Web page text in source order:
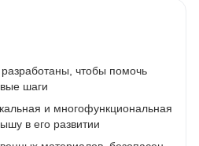
чтобы помочь
шаги
и многофункциональная
в его развитии